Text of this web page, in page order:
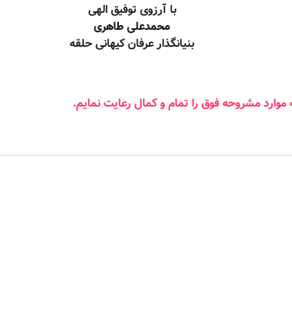
با آرزوی توفیق الهی
محمدعلی طاهری
بنیانگذار عرفان کیهانی حلقه
مشروحه فوق را تمام و کمال رعایت نمایم.